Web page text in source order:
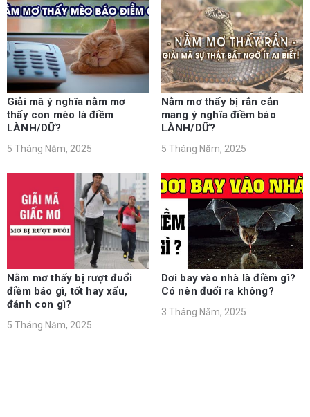
Giải mã ý nghĩa nằm mơ
thấy con mèo là điềm
LÀNH/DỮ?
5 Tháng Năm, 2025
Nằm mơ thấy bị rắn cắn
mang ý nghĩa điềm báo
LÀNH/DỮ?
5 Tháng Năm, 2025
Nằm mơ thấy bị rượt đuổi
điềm báo gì, tốt hay xấu,
đánh con gì?
5 Tháng Năm, 2025
Dơi bay vào nhà là điềm gì?
Có nên đuổi ra không?
3 Tháng Năm, 2025